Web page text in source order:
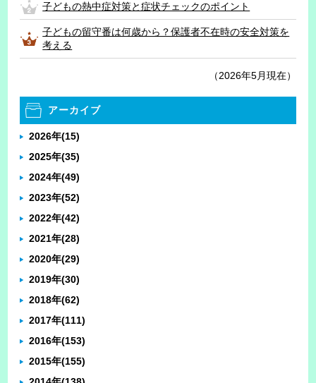
子どもの熱中症対策と症状チェックのポイント
子どもの留守番は何歳から？保護者不在時の安全対策を
考える
（2026年5月現在）
アーカイブ
2026年(15)
2025年(35)
2024年(49)
2023年(52)
2022年(42)
2021年(28)
2020年(29)
2019年(30)
2018年(62)
2017年(111)
2016年(153)
2015年(155)